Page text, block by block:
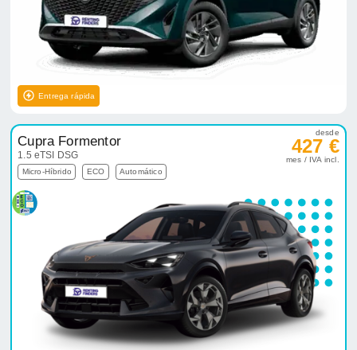
Entrega rápida
Cupra Formentor
1.5 eTSI DSG
Micro-Híbrido ECO Automático
desde
427 €
mes / IVA incl.